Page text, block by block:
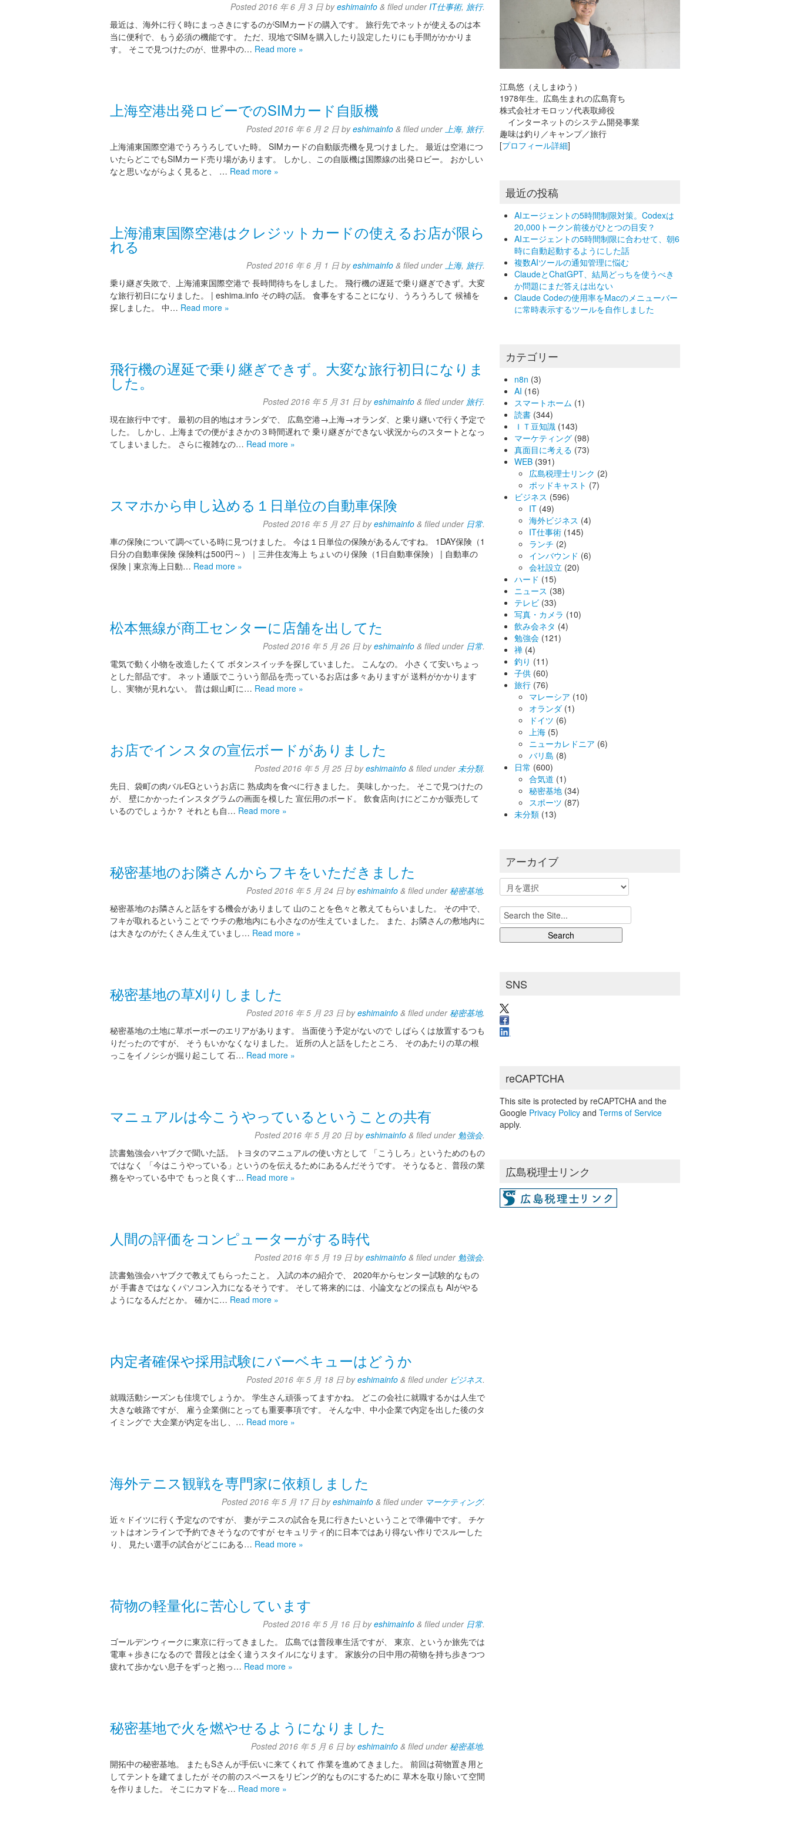
Posted2016 年 6 月 3 日 byeshimainfo & filed underIT仕事術, 旅行.
最近は、海外に行く時にまっさきにするのがSIMカードの購入です。 旅行先でネットが使えるのは本
当に便利で、もう必須の機能です。 ただ、現地でSIMを購入したり設定したりにも手間がかかりま
す。 そこで見つけたのが、世界中の… Read more »
上海空港出発ロビーでのSIMカード自販機
Posted2016 年 6 月 2 日 byeshimainfo & filed under上海, 旅行.
上海浦東国際空港でうろうろしていた時。 SIMカードの自動販売機を見つけました。 最近は空港につ
いたらどこでもSIMカード売り場があります。 しかし、この自販機は国際線の出発ロビー。 おかしい
なと思いながらよく見ると、 … Read more »
上海浦東国際空港はクレジットカードの使えるお店が限ら
れる
Posted2016 年 6 月 1 日 byeshimainfo & filed under上海, 旅行.
乗り継ぎ失敗で、上海浦東国際空港で 長時間待ちをしました。 飛行機の遅延で乗り継ぎできず。大変
な旅行初日になりました。 | eshima.info その時の話。 食事をすることになり、うろうろして 候補を
探しました。 中… Read more »
飛行機の遅延で乗り継ぎできず。大変な旅行初日になりま
した。
Posted2016 年 5 月 31 日 byeshimainfo & filed under 旅行.
現在旅行中です。 最初の目的地はオランダで、 広島空港→上海→オランダ、と乗り継いで行く予定で
した。 しかし、上海までの便がまさかの３時間遅れで 乗り継ぎができない状況からのスタートとなっ
てしまいました。 さらに複雑なの… Read more »
スマホから申し込める１日単位の自動車保険
Posted2016 年 5 月 27 日 byeshimainfo & filed under 日常.
車の保険について調べている時に見つけました。 今は１日単位の保険があるんですね。 1DAY保険（1
日分の自動車保険 保険料は500円～）｜三井住友海上 ちょいのり保険（1日自動車保険） | 自動車の
保険 | 東京海上日動… Read more »
松本無線が商工センターに店舗を出してた
Posted2016 年 5 月 26 日 byeshimainfo & filed under 日常.
電気で動く小物を改造したくて ボタンスイッチを探していました。 こんなの。 小さくて安いちょっ
とした部品です。 ネット通販でこういう部品を売っているお店は多々ありますが 送料がかかります
し、実物が見れない。 昔は銀山町に… Read more »
お店でインスタの宣伝ボードがありました
Posted2016 年 5 月 25 日 byeshimainfo & filed under未分類.
先日、袋町の肉バルEGというお店に 熟成肉を食べに行きました。 美味しかった。 そこで見つけたの
が、 壁にかかったインスタグラムの画面を模した 宣伝用のボード。 飲食店向けにどこかが販売して
いるのでしょうか？ それとも自… Read more »
秘密基地のお隣さんからフキをいただきました
Posted2016 年 5 月 24 日 byeshimainfo & filed under秘密基地.
秘密基地のお隣さんと話をする機会がありまして 山のことを色々と教えてもらいました。 その中で、
フキが取れるということで ウチの敷地内にも小さなのが生えていました。 また、お隣さんの敷地内に
は大きなのがたくさん生えていまし… Read more »
秘密基地の草刈りしました
Posted2016 年 5 月 23 日 byeshimainfo & filed under秘密基地.
秘密基地の土地に草ボーボーのエリアがあります。 当面使う予定がないので しばらくは放置するつも
りだったのですが、 そうもいかなくなりました。 近所の人と話をしたところ、 そのあたりの草の根
っこをイノシシが掘り起こして 石… Read more »
マニュアルは今こうやっているということの共有
Posted2016 年 5 月 20 日 byeshimainfo & filed under 勉強会.
読書勉強会ハヤブクで聞いた話。 トヨタのマニュアルの使い方として 「こうしろ」というためのもの
ではなく 「今はこうやっている」というのを伝えるためにあるんだそうです。 そうなると、普段の業
務をやっている中で もっと良くす… Read more »
人間の評価をコンピューターがする時代
Posted2016 年 5 月 19 日 byeshimainfo & filed under 勉強会.
読書勉強会ハヤブクで教えてもらったこと。 入試の本の紹介で、 2020年からセンター試験的なもの
が 手書きではなくパソコン入力になるそうです。 そして将来的には、小論文などの採点も AIがやる
ようになるんだとか。 確かに… Read more »
内定者確保や採用試験にバーベキューはどうか
Posted2016 年 5 月 18 日 byeshimainfo & filed under ビジネス.
就職活動シーズンも佳境でしょうか。 学生さん頑張ってますかね。 どこの会社に就職するかは人生で
大きな岐路ですが、 雇う企業側にとっても重要事項です。 そんな中、中小企業で内定を出した後のタ
イミングで 大企業が内定を出し、… Read more »
海外テニス観戦を専門家に依頼しました
Posted2016 年 5 月 17 日 byeshimainfo & filed under マーケティング.
近々ドイツに行く予定なのですが、 妻がテニスの試合を見に行きたいということで準備中です。 チケ
ットはオンラインで予約できそうなのですが セキュリティ的に日本ではあり得ない作りでスルーした
り、 見たい選手の試合がどこにある… Read more »
荷物の軽量化に苦心しています
Posted2016 年 5 月 16 日 byeshimainfo & filed under 日常.
ゴールデンウィークに東京に行ってきました。 広島では普段車生活ですが、 東京、というか旅先では
電車＋歩きになるので 普段とは全く違うスタイルになります。 家族分の日中用の荷物を持ち歩きつつ
疲れて歩かない息子をずっと抱っ… Read more »
秘密基地で火を燃やせるようになりました
Posted2016 年 5 月 6 日 byeshimainfo & filed under秘密基地.
開拓中の秘密基地。 またもSさんが手伝いに来てくれて 作業を進めてきました。 前回は荷物置き用と
してテントを建てましたが その前のスペースをリビング的なものにするために 草木を取り除いて空間
を作りました。 そこにカマドを… Read more »
江島悠（えしまゆう）
1978年生。広島生まれの広島育ち
株式会社オモロッソ代表取締役
インターネットのシステム開発事業
趣味は釣り／キャンプ／旅行
[プロフィール詳細]
最近の投稿
AIエージェントの5時間制限対策。Codexは
20,000トークン前後がひとつの目安？
AIエージェントの5時間制限に合わせて、朝6
時に自動起動するようにした話
複数AIツールの通知管理に悩む
ClaudeとChatGPT、結局どっちを使うべき
か問題にまだ答えは出ない
Claude Codeの使用率をMacのメニューバー
に常時表示するツールを自作しました
カテゴリー
n8n (3)
AI (16)
スマートホーム (1)
読書 (344)
ＩＴ豆知識 (143)
マーケティング (98)
真面目に考える (73)
WEB (391)
広島税理士リンク (2)
ポッドキャスト (7)
ビジネス (596)
IT (49)
海外ビジネス (4)
IT仕事術 (145)
ランチ (2)
インバウンド (6)
会社設立 (20)
ハード (15)
ニュース (38)
テレビ (33)
写真・カメラ (10)
飲み会ネタ (4)
勉強会 (121)
禅 (4)
釣り (11)
子供 (60)
旅行 (76)
マレーシア (10)
オランダ (1)
ドイツ (6)
上海 (5)
ニューカレドニア (6)
バリ島 (8)
日常 (600)
合気道 (1)
秘密基地 (34)
スポーツ (87)
未分類 (13)
アーカイブ
ー
カ
イ
ブ
Search
for:
SNS
reCAPTCHA
This site is protected by reCAPTCHA and the
Google Privacy Policy andTerms of Service
apply.
広島税理士リンク